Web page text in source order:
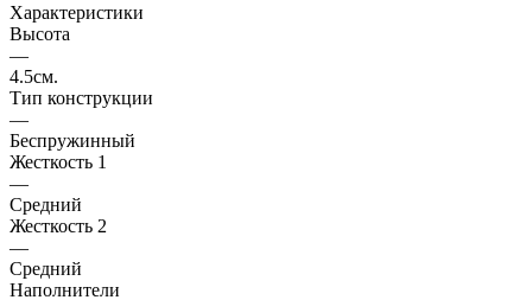
Характеристики
Высота
—
4.5см.
Тип конструкции
—
Беспружинный
Жесткость 1
—
Средний
Жесткость 2
—
Средний
Наполнители